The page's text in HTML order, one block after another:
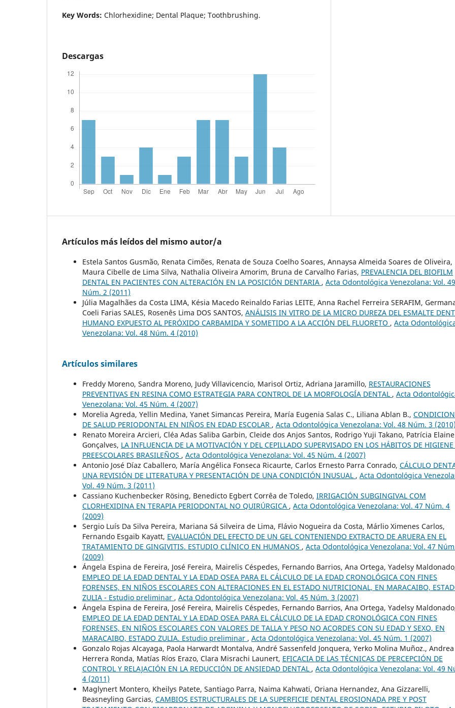
Key Words: Chlorhexidine; Dental Plaque; Toothbrushing.
Descargas
Artículos más leídos del mismo autor/a
Estela Santos Gusmão, Renata Cimões, Renata de Souza Coelho Soares, Annaysa Almeida Soares de Oliveira,
Maura Cibelle de Lima Silva, Nathalia Oliveira Amorim, Bruna de Carvalho Farias, PREVALENCIA DEL BIOFILM
DENTAL EN PACIENTES CON ALTERACIÓN EN LA POSICIÓN DENTARIA , Acta Odontológica Venezolana: Vol. 49
Núm. 2 (2011)
Júlia Magalhães da Costa LIMA, Késia Macedo Reinaldo Farias LEITE, Anna Rachel Ferreira SERAFIM,
Coeli Farias SALES, Rosenês Lima DOS SANTOS, ANÁLISIS IN VITRO DE LA MICRO DUREZA DEL ESMALTE
HUMANO EXPUESTO AL PERÓXIDO CARBAMIDA Y SOMETIDO A LA ACCIÓN DEL FLUORETO , Acta
Venezolana: Vol. 48 Núm. 4 (2010)
Artículos similares
Freddy Moreno, Sandra Moreno, Judy Villavicencio, Marisol Ortiz, Adriana Jaramillo, RESTAURACIONES
PREVENTIVAS EN RESINA COMO ESTRATEGIA PARA CONTROL DE LA MORFOLOGÍA DENTAL , Acta
Venezolana: Vol. 45 Núm. 4 (2007)
Morelia Agreda, Yellin Medina, Yanet Simancas Pereira, María Eugenia Salas C., Liliana Ablan B.,
DE SALUD PERIODONTAL EN NIÑOS EN EDAD ESCOLAR , Acta Odontológica Venezolana: Vol. 48 Núm. 3 (2010)
Renato Moreira Arcieri, Cléa Adas Saliba Garbin, Cleide dos Anjos Santos, Rodrigo Yuji Takano, Patrícia Elaine
Gonçalves, LA INFLUENCIA DE LA MOTIVACIÓN Y DEL CEPILLADO SUPERVISADO EN LOS HÁBITOS DE HIGIENE
PREESCOLARES BRASILEÑOS , Acta Odontológica Venezolana: Vol. 45 Núm. 4 (2007)
Antonio José Díaz Caballero, María Angélica Fonseca Ricaurte, Carlos Ernesto Parra Conrado, CÁLCULO
UNA REVISIÓN DE LITERATURA Y PRESENTACIÓN DE UNA CONDICIÓN INUSUAL , Acta Odontológica
Vol. 49 Núm. 3 (2011)
Cassiano Kuchenbecker Rösing, Benedicto Egbert Corrêa de Toledo, IRRIGACIÓN SUBGINGIVAL COM
CLORHEXIDINA EN TERAPIA PERIODONTAL NO QUIRÚRGICA , Acta Odontológica Venezolana: Vol. 47 Núm. 4
(2009)
Sergio Luís Da Silva Pereira, Mariana Sá Silveira de Lima, Flávio Nogueira da Costa, Márlio Ximenes Carlos,
Fernando Esgaib Kayatt, EVALUACIÓN DEL EFECTO DE UN GEL CONTENIENDO EXTRACTO DE ARUERA EN EL
TRATAMIENTO DE GINGIVITIS. ESTUDIO CLÍNICO EN HUMANOS , Acta Odontológica Venezolana: Vol. 47
(2009)
Ángela Espina de Fereira, José Fereira, Mairelis Céspedes, Fernando Barrios, Ana Ortega, Yadelsy
EMPLEO DE LA EDAD DENTAL Y LA EDAD OSEA PARA EL CÁLCULO DE LA EDAD CRONOLÓGICA CON FINES
FORENSES, EN NIÑOS ESCOLARES CON ALTERACIONES EN EL ESTADO NUTRICIONAL, EN MARACAIBO,
ZULIA - Estudio preliminar , Acta Odontológica Venezolana: Vol. 45 Núm. 3 (2007)
Ángela Espina de Fereira, José Fereira, Mairelis Céspedes, Fernando Barrios, Ana Ortega, Yadelsy
EMPLEO DE LA EDAD DENTAL Y LA EDAD OSEA PARA EL CÁLCULO DE LA EDAD CRONOLÓGICA CON FINES
FORENSES, EN NIÑOS ESCOLARES CON VALORES DE TALLA Y PESO NO ACORDES CON SU EDAD Y SEXO, EN
MARACAIBO, ESTADO ZULIA. Estudio preliminar , Acta Odontológica Venezolana: Vol. 45 Núm. 1 (2007)
Gonzalo Rojas Alcayaga, Paola Harwardt Montalva, André Sassenfeld Jonquera, Yerko Molina Muñoz., Andrea
Herrera Ronda, Matías Ríos Erazo, Clara Misrachi Launert, EFICACIA DE LAS TÉCNICAS DE PERCEPCIÓN DE
CONTROL Y RELAJACIÓN EN LA REDUCCIÓN DE ANSIEDAD DENTAL , Acta Odontológica Venezolana: Vol. 49
4 (2011)
Maglynert Montero, Kheilys Patete, Santiago Parra, Naima Kahwati, Oriana Hernandez, Ana Gizzarelli,
Beasneyling Garcias, CAMBIOS ESTRUCTURALES DE LA SUPERFICIE DENTAL EROSIONADA PRE Y POST